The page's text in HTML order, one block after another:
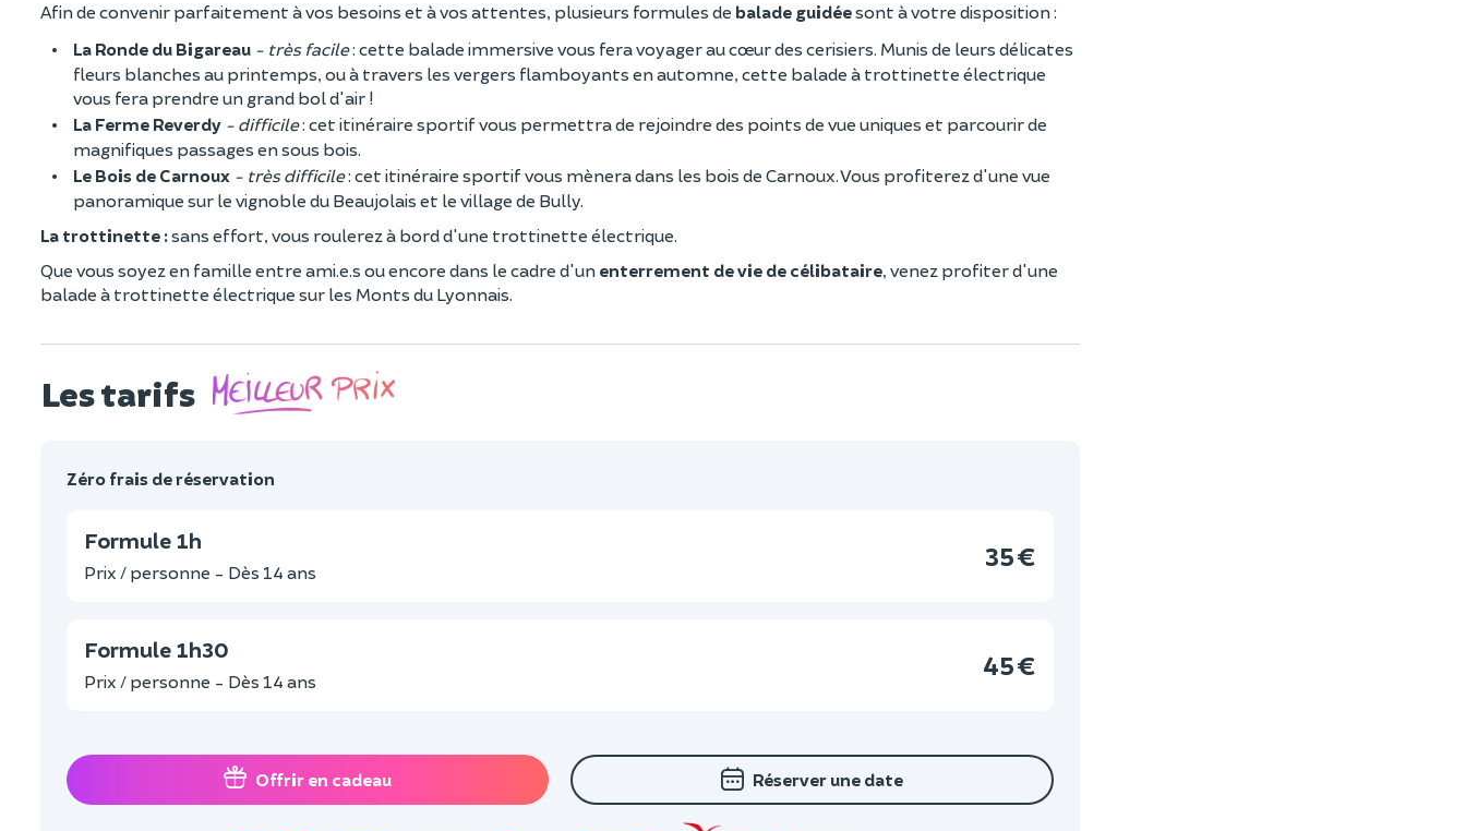
Afin de convenir parfaitement à vos besoins et à vos attentes, plusieurs formules de balade guidéesont à votre disposition :
La Ronde du Bigareau - très facile: cette balade immersive vous fera voyager au cœur des cerisiers. Munis de leurs délicates
fleurs blanches au printemps, ou à travers les vergers flamboyants en automne, cette balade à trottinette électrique
vous fera prendre un grand bol d'air !
La Ferme Reverdy - difficile: cet itinéraire sportif vous permettra de rejoindre des points de vue uniques et parcourir de
magnifiques passages en sous bois.
Le Bois de Carnoux - très difficile: cet itinéraire sportif vous mènera dans les bois de Carnoux. Vous profiterez d'une vue
panoramique sur le vignoble du Beaujolais et le village de Bully.
La trottinette :sans effort, vous roulerez à bord d'une trottinette électrique.
Que vous soyez en famille entre ami.e.s ou encore dans le cadre d'un enterrement de vie de célibataire, venez profiter d'une
balade à trottinette électrique sur les Monts du Lyonnais.
Les tarifs
Zéro frais de réservation
Formule 1h
Prix / personne - Dès 14 ans
35 €
Formule 1h30
Prix / personne - Dès 14 ans
45 €
Offrir en cadeau Réserver une date